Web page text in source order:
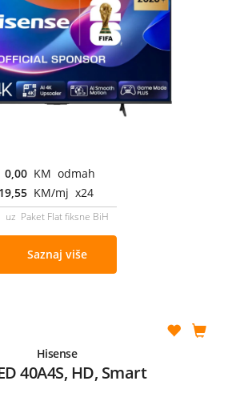
0,00 KM odmah
19,55 KM/mj x24
uz Paket Flat fiksne BiH
Saznaj više
Hisense
40A4S, HD, Smart